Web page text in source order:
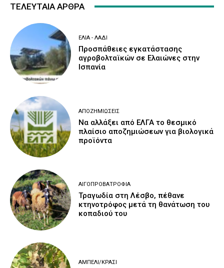
ΤΕΛΕΥΤΑΙΑ ΑΡΘΡΑ
ΕΛΙΆ - ΛΆΔΙ
Προσπάθειες εγκατάστασης
αγροβολταϊκών σε Ελαιώνες στην
Ισπανία
ΑΠΟΖΗΜΙΏΣΕΙΣ
Να αλλάξει από ΕΛΓΑ το θεσμικό
πλαίσιο αποζημιώσεων για βιολογικά
προϊόντα
ΑΙΓΟΠΡΟΒΑΤΡΟΦΊΑ
Τραγωδία στη Λέσβο, πέθανε
κτηνοτρόφος μετά τη θανάτωση του
κοπαδιού του
ΑΜΠΈΛΙ/ΚΡΑΣΊ